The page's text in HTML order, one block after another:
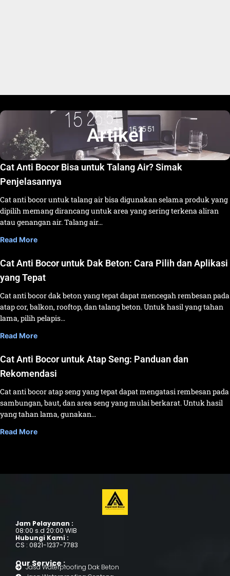
Artikel
Cat Anti Bocor Bisa untuk Talang Air? Simak
Penjelasannya
Cat anti bocor untuk talang air bisa digunakan selama produk yang
dipilih memang dirancang untuk area yang sering terkena aliran
atau genangan air. Talang air…
Read More
Cat Anti Bocor untuk Dak Beton: Cara Pilih dan Aplikasi
yang Tepat
Cat anti bocor dak beton yang tepat dapat mencegah rembesan pada
atap cor, balkon, rooftop, dan talang beton. Untuk hasil yang tahan
lama, pilih pelapis…
Read More
Cat Anti Bocor untuk Atap Seng: Panduan dan
Rekomendasi
Cat anti bocor atap seng yang tepat dapat mengatasi rembesan pada
sambungan, baut, dan area seng yang mulai berkarat. Untuk hasil
yang tahan lama, gunakan…
Read More
Jam Pelayanan :
08:00 s.d 20:00 WIB
Hubungi Kami :
CS : 0821-1237-7783
Our Service :
Jasa Waterproofing Dak Beton